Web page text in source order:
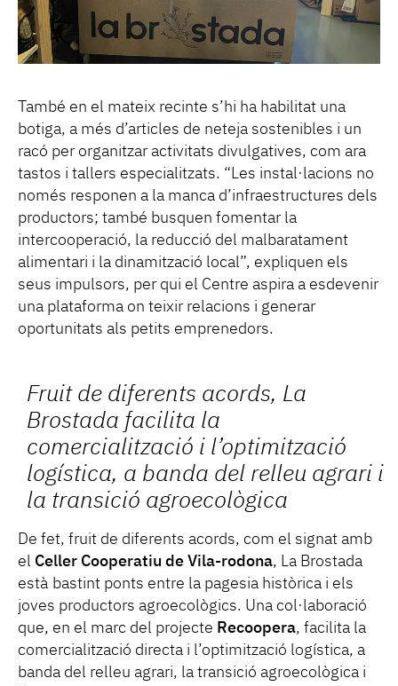
També en el mateix recinte s’hi ha habilitat una
botiga, a més d’articles de neteja sostenibles i un
racó per organitzar activitats divulgatives, com ara
tastos i tallers especialitzats. “Les instal·lacions no
només responen a la manca d’infraestructures dels
productors; també busquen fomentar la
intercooperació, la reducció del malbaratament
alimentari i la dinamització local”, expliquen els
seus impulsors, per qui el Centre aspira a esdevenir
una plataforma on teixir relacions i generar
oportunitats als petits emprenedors.
Fruit de diferents acords, La
Brostada facilita la
comercialització i l’optimització
logística, a banda del relleu agrari i
la transició agroecològica
De fet, fruit de diferents acords, com el signat amb
el Celler Cooperatiu de Vila-rodona, La Brostada
està bastint ponts entre la pagesia històrica i els
joves productors agroecològics. Una col·laboració
que, en el marc del projecte Recoopera, facilita la
comercialització directa i l’optimització logística, a
banda del relleu agrari, la transició agroecològica i